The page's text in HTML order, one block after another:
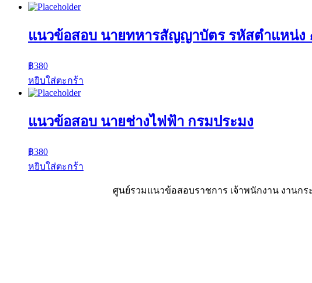
แนวข้อสอบ นายทหารสัญญาบัตร รหัสตำแหน่ง
฿380
หยิบใส่ตะกร้า
แนวข้อสอบ นายช่างไฟฟ้า กรมประมง
฿380
หยิบใส่ตะกร้า
ศูนย์รวมแนวข้อสอบราชการ เจ้าพนักงาน งานก